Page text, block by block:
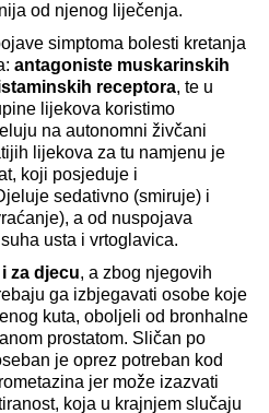
od njenog liječenja.
simptoma bolesti kretanja
antagoniste muskarinskih
receptora, te u
lijekova koristimo
na autonomni živčani
lijekova za tu namjenu je
koji posjeduje i
sedativno (smiruje) i
a od nuspojava
usta i vrtoglavica.
za djecu, a zbog njegovih
ga izbjegavati osobe koje
kuta, oboljeli od bronhalne
prostatom. Sličan po
je oprez potreban kod
jer može izazvati
koja u krajnjem slučaju